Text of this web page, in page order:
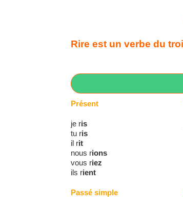
Rire est un verbe du
Présent
je ris
tu ris
il rit
nous rions
vous riez
ils rient
Passé simple